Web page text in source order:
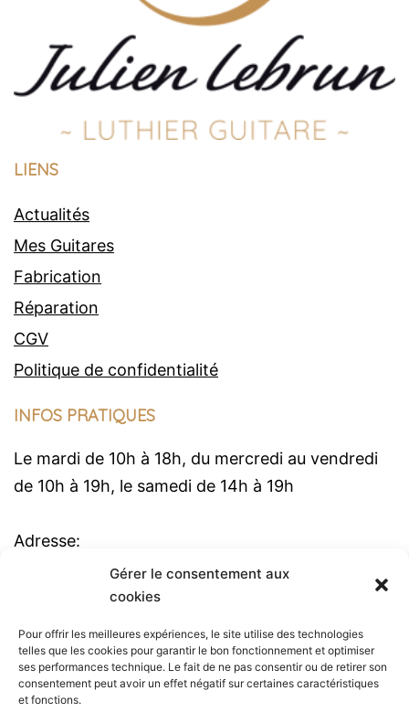
Gérer le consentement aux
cookies
Pour offrir les meilleures expériences, le site utilise des technologies
telles que les cookies pour garantir le bon fonctionnement et optimiser
ses performances technique. Le fait de ne pas consentir ou de retirer son
consentement peut avoir un effet négatif sur certaines caractéristiques
et fonctions.
LIENS
Actualités
Mes Guitares
Fabrication
Réparation
CGV
Politique de confidentialité
INFOS PRATIQUES
Le mardi de 10h à 18h, du mercredi au vendredi
de 10h à 19h, le samedi de 14h à 19h
Adresse:
99 rue de l'amiral Courbet 59170 CROIX
ME CONTACTER
Besoin de plus d'informations ? N'hésitez pas à